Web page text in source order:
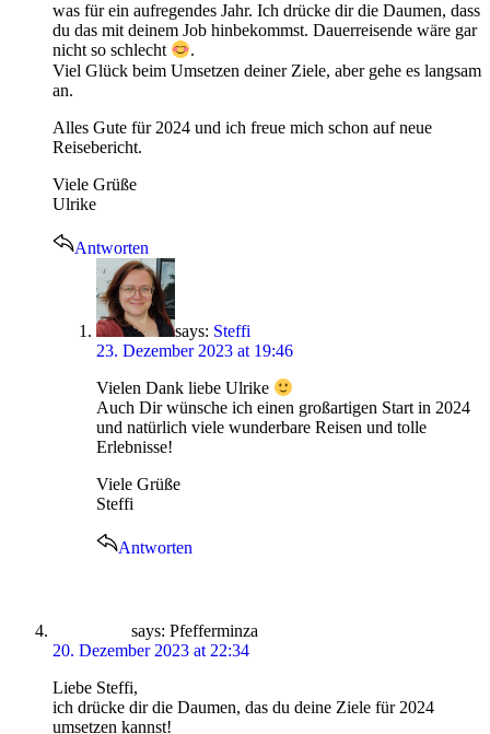
was für ein aufregendes Jahr. Ich drücke dir die Daumen, dass
du das mit deinem Job hinbekommst. Dauerreisende wäre gar
nicht so schlecht
.
Viel Glück beim Umsetzen deiner Ziele, aber gehe es langsam
an.
Alles Gute für 2024 und ich freue mich schon auf neue
Reisebericht.
Viele Grüße
Ulrike
Antworten
says: Steffi
23. Dezember 2023 at 19:46
Vielen Dank liebe Ulrike
Auch Dir wünsche ich einen großartigen Start in 2024
und natürlich viele wunderbare Reisen und tolle
Erlebnisse!
Viele Grüße
Steffi
Antworten
says: Pfefferminza
20. Dezember 2023 at 22:34
Liebe Steffi,
ich drücke dir die Daumen, das du deine Ziele für 2024
umsetzen kannst!